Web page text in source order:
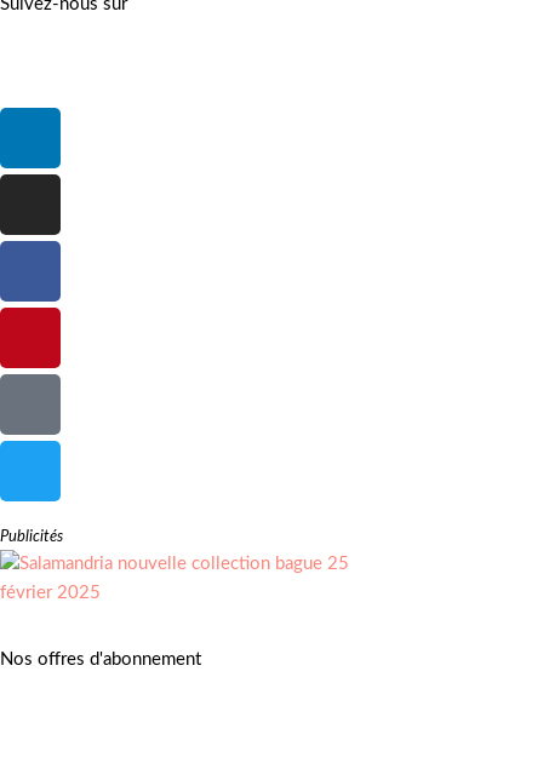
Suivez-nous sur
Publicités
Nos offres d'abonnement